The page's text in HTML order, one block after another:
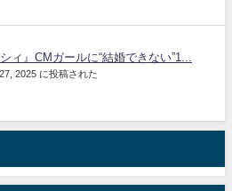
ィ』CMガールに“結婚できない”1...
2025 に投稿された